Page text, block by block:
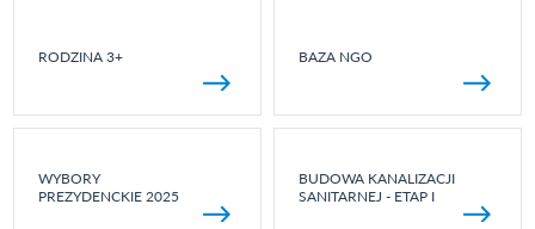
RODZINA 3+ BAZA NGO
WYBORY
PREZYDENCKIE 2025
BUDOWA KANALIZACJI
SANITARNEJ - ETAP I